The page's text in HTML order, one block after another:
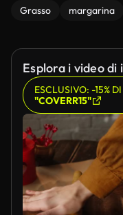
Grasso margarina
Esplora i video di
ESCLUSIVO: -15%
"COVERR15"